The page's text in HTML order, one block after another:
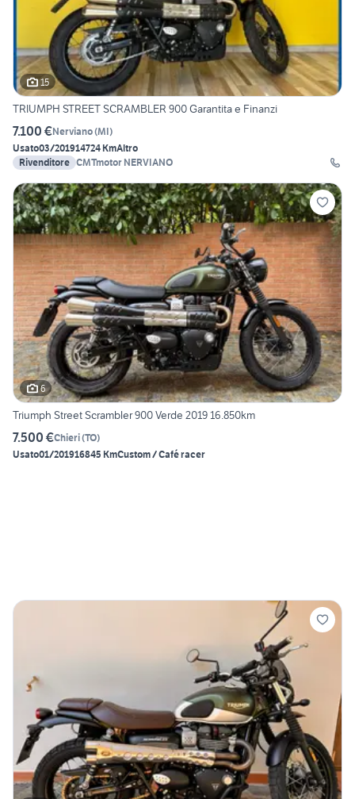
15
TRIUMPH STREET SCRAMBLER 900 Garantita e Finanzi
7.100 €Nerviano(MI)
Usato03/201914724 KmAltro
Rivenditore CMTmotor NERVIANO
6
Triumph Street Scrambler 900 Verde 2019 16.850km
7.500 €Chieri(TO)
Usato01/201916845 KmCustom / Café racer